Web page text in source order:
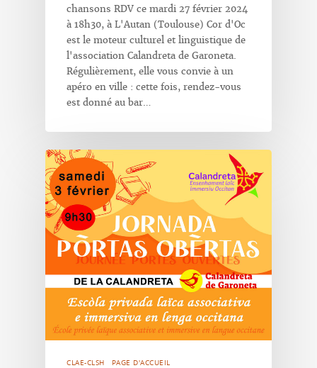
chansons RDV ce mardi 27 février 2024
à 18h30, à L'Autan (Toulouse) Cor d'Oc
est le moteur culturel et linguistique de
l'association Calandreta de Garoneta.
Régulièrement, elle vous convie à un
apéro en ville : cette fois, rendez-vous
est donné au bar…
CLAE-CLSH PAGE D'ACCUEIL